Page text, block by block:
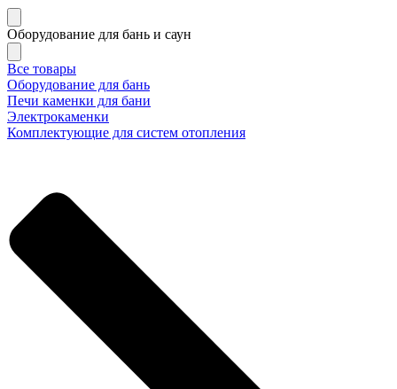
Оборудование для бань и саун
Все товары
Оборудование для бань
Печи каменки для бани
Электрокаменки
Комплектующие для систем отопления